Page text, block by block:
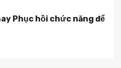
Phục hồi chức năng để